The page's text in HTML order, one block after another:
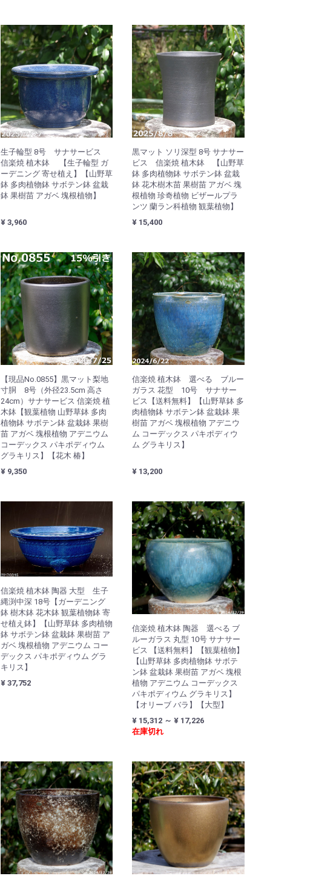
生子輪型 8号 サナサービス
信楽焼 植木鉢 【生子輪型 ガ
ーデニング 寄せ植え】【山野草
鉢 多肉植物鉢 サボテン鉢 盆栽
鉢 果樹苗 アガベ 塊根植物】
¥ 3,960
黒マット ソリ深型 8号 サナサー
ビス 信楽焼 植木鉢 【山野草
鉢 多肉植物鉢 サボテン鉢 盆栽
鉢 花木樹木苗 果樹苗 アガベ 塊
根植物 珍奇植物 ビザールプラ
ンツ 蘭ラン科植物 観葉植物】
¥ 15,400
【現品No.0855】黒マット梨地
寸胴 8号（外径23.5cm 高さ
24cm）サナサービス 信楽焼 植
木鉢【観葉植物 山野草鉢 多肉
植物鉢 サボテン鉢 盆栽鉢 果樹
苗 アガベ 塊根植物 アデニウム
コーデックス パキポディウム
グラキリス】【花木 椿】
¥ 9,350
信楽焼 植木鉢 選べる ブルー
ガラス 花型 10号 サナサー
ビス【送料無料】【山野草鉢 多
肉植物鉢 サボテン鉢 盆栽鉢 果
樹苗 アガベ 塊根植物 アデニウ
ム コーデックス パキポディウ
ム グラキリス】
¥ 13,200
信楽焼 植木鉢 陶器 大型 生子
縄渕中深 18号【ガーデニング
鉢 樹木鉢 花木鉢 観葉植物鉢 寄
せ植え鉢】【山野草鉢 多肉植物
鉢 サボテン鉢 盆栽鉢 果樹苗 ア
ガベ 塊根植物 アデニウム コー
デックス パキポディウム グラ
キリス】
¥ 37,752
信楽焼 植木鉢 陶器 選べる ブ
ルーガラス 丸型 10号 サナサー
ビス 【送料無料】【観葉植物】
【山野草鉢 多肉植物鉢 サボテ
ン鉢 盆栽鉢 果樹苗 アガベ 塊根
植物 アデニウム コーデックス
パキポディウム グラキリス】
【オリーブ バラ】【大型】
¥ 15,312 ～ ¥ 17,226
在庫切れ